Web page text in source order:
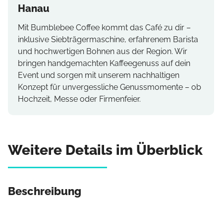
Hanau
Mit Bumblebee Coffee kommt das Café zu dir –
inklusive Siebträgermaschine, erfahrenem Barista
und hochwertigen Bohnen aus der Region. Wir
bringen handgemachten Kaffeegenuss auf dein
Event und sorgen mit unserem nachhaltigen
Konzept für unvergessliche Genussmomente – ob
Hochzeit, Messe oder Firmenfeier.
Weitere Details im Überblick
Beschreibung